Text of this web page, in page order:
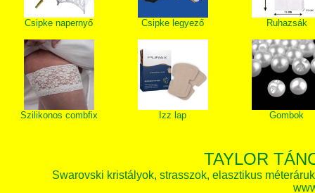
Csipke napernyő Csipke legyező Ruhazsák
Szilikonos combfix Izz lap Gombok
TAYLOR
Swarovski kristályok, strasszok, elasztikus